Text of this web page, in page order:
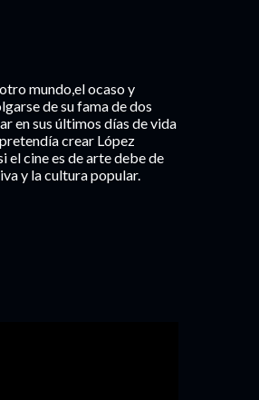
mundo,el ocaso y
de su fama de dos
en sus últimos días de vida
crear López
el cine es de arte debe de
y la cultura popular.